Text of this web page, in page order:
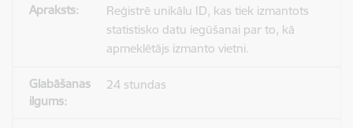
Reģistrē unikālu ID, kas tiek izmantots
statistisko datu iegūšanai par to, kā
apmeklētājs izmanto vietni.
24 stundas